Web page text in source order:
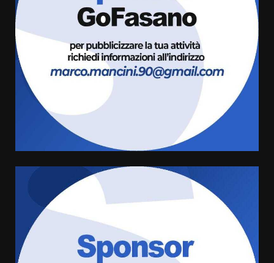
Savelletri in festa, domani sera
grande spettacolo con Uccio De
8 Agosto 2026 07:30
Politiche Giovanili e Mobilità
Sostenibile: premiati gli studenti
universitari del bando “La strada
giusta”
Rivoluzione”: nuovo
appuntamento con “Fasano in
Banda”
7 Agosto 2026 06:05
US Fasano, Scianaro: “Profonda
amarezza per esclusione dal